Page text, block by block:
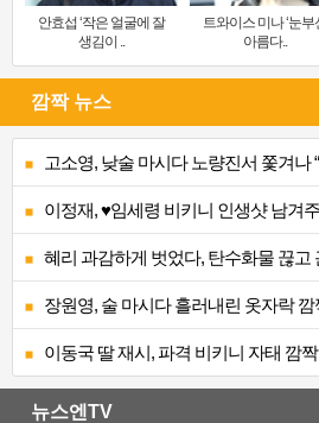
안효섭 ‘작은 얼굴에 잘
생김이 ..
트와이스 미나 ‘눈부
아름다..
깜짝 뉴스
고소영, 낮술 마시다 노량진서 쫓겨나
이정재, ♥임세령 비키니 인생샷 남겨
혜리 과감하게 벗었다, 탄수화물 끊고
장원영, 술 마시다 흘러내린 옷자락
이동국 딸 재시, 파격 비키니 자태 깜
뉴스엔TV